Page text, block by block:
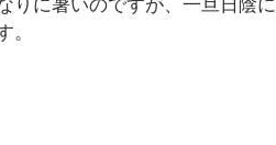
りに暑いのですが、一旦日陰
。